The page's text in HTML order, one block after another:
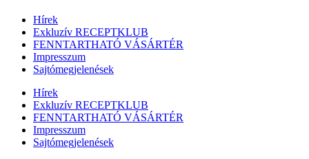
Hírek
Exkluzív RECEPTKLUB
FENNTARTHATÓ VÁSÁRTÉR
Impresszum
Sajtómegjelenések
Hírek
Exkluzív RECEPTKLUB
FENNTARTHATÓ VÁSÁRTÉR
Impresszum
Sajtómegjelenések